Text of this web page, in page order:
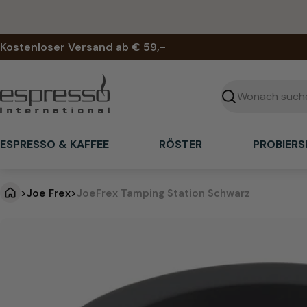
springen
Kostenloser Versand ab € 59,-
Suchen
ESPRESSO & KAFFEE RÖSTER
>Joe Frex>JoeFrex Tamping Station Schwarz